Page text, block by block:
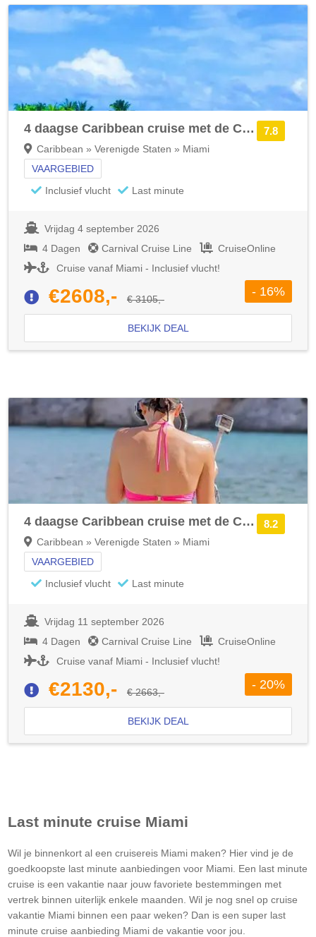
7.8
4 daagse Caribbean cruise met de Carnival Conquest
Caribbean » Verenigde Staten » Miami
VAARGEBIED
Inclusief vlucht
Last minute
Vrijdag 4 september 2026
4 Dagen
Carnival Cruise Line
CruiseOnline
Cruise vanaf Miami - Inclusief vlucht!
€2608,- € 3105,-
- 16%
BEKIJK DEAL
8.2
4 daagse Caribbean cruise met de Carnival Conquest
Caribbean » Verenigde Staten » Miami
VAARGEBIED
Inclusief vlucht
Last minute
Vrijdag 11 september 2026
4 Dagen
Carnival Cruise Line
CruiseOnline
Cruise vanaf Miami - Inclusief vlucht!
€2130,- € 2663,-
- 20%
BEKIJK DEAL
Last minute cruise Miami
Wil je binnenkort al een cruisereis Miami maken? Hier vind je de
goedkoopste last minute aanbiedingen voor Miami . Een last minute
cruise is een vakantie naar jouw favoriete bestemmingen met
vertrek binnen uiterlijk enkele maanden. Wil je nog snel op cruise
vakantie Miami binnen een paar weken? Dan is een super last
minute cruise aanbieding Miami de vakantie voor jou.